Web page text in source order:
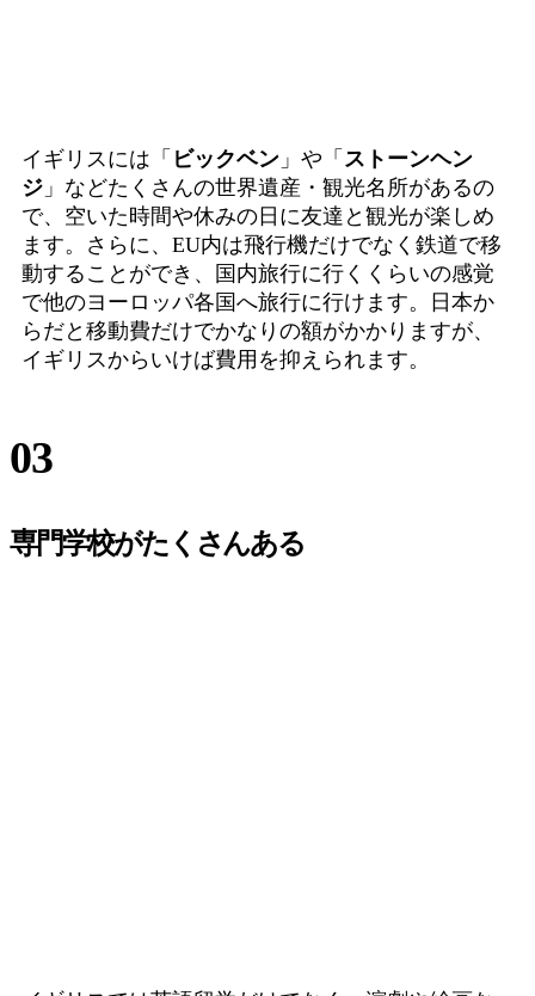
イギリスには「 ビックベン 」や「 ストーンヘン
ジ 」などたくさんの世界遺産・観光名所があるの
で、空いた時間や休みの日に友達と観光が楽しめ
ます。さらに、EU内は飛行機だけでなく鉄道で移
動することができ、
国内旅行に行くくらいの感覚
で他のヨーロッパ各国へ旅行に行けます。
日本か
らだと移動費だけでかなりの額がかかりますが、
イギリスからいけば費用を抑えられます。
03
専門学校がたくさんある